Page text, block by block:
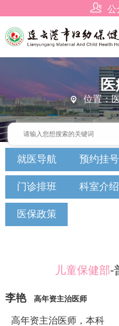
 公
医
 位置：
就医导航 预约挂号
门诊排班 科室介绍
医保政策
儿童保健部-
李艳 高年资主治医师
高年资主治医师，本科